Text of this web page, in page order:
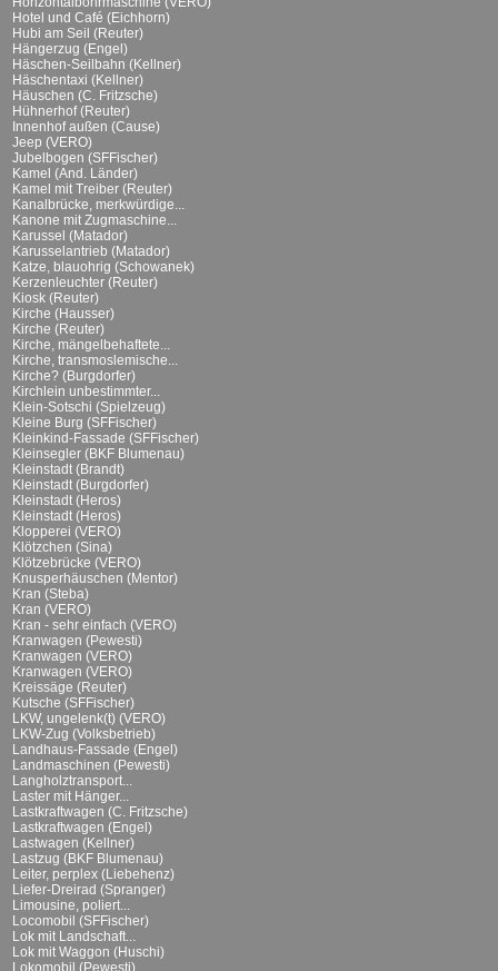
Hotel und Café (Eichhorn)
Hubi am Seil (Reuter)
Hängerzug (Engel)
Häschen-Seilbahn (Kellner)
Häschentaxi (Kellner)
Häuschen (C. Fritzsche)
Hühnerhof (Reuter)
Innenhof außen (Cause)
Jeep (VERO)
Jubelbogen (SFFischer)
Kamel (And. Länder)
Kamel mit Treiber (Reuter)
Kanalbrücke, merkwürdige...
Kanone mit Zugmaschine...
Karussel (Matador)
Karusselantrieb (Matador)
Katze, blauohrig (Schowanek)
Kerzenleuchter (Reuter)
Kiosk (Reuter)
Kirche (Hausser)
Kirche (Reuter)
Kirche, mängelbehaftete...
Kirche, transmoslemische...
Kirche? (Burgdorfer)
Kirchlein unbestimmter...
Klein-Sotschi (Spielzeug)
Kleine Burg (SFFischer)
Kleinkind-Fassade (SFFischer)
Kleinsegler (BKF Blumenau)
Kleinstadt (Brandt)
Kleinstadt (Burgdorfer)
Kleinstadt (Heros)
Kleinstadt (Heros)
Klopperei (VERO)
Klötzchen (Sina)
Klötzebrücke (VERO)
Knusperhäuschen (Mentor)
Kran (Steba)
Kran (VERO)
Kran - sehr einfach (VERO)
Kranwagen (Pewesti)
Kranwagen (VERO)
Kranwagen (VERO)
Kreissäge (Reuter)
Kutsche (SFFischer)
LKW, ungelenk(t) (VERO)
LKW-Zug (Volksbetrieb)
Landhaus-Fassade (Engel)
Landmaschinen (Pewesti)
Langholztransport...
Laster mit Hänger...
Lastkraftwagen (C. Fritzsche)
Lastkraftwagen (Engel)
Lastwagen (Kellner)
Lastzug (BKF Blumenau)
Leiter, perplex (Liebehenz)
Liefer-Dreirad (Spranger)
Limousine, poliert...
Locomobil (SFFischer)
Lok mit Landschaft...
Lok mit Waggon (Huschi)
Lokomobil (Pewesti)